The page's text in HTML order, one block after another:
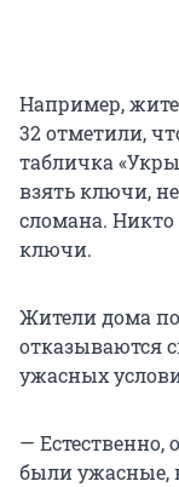
Например,
32 отметили,
табличка
взять ключи,
сломана. Никто
ключи.
Жители дома по
отказываются
ужасных
— Естественно,
были ужасные,